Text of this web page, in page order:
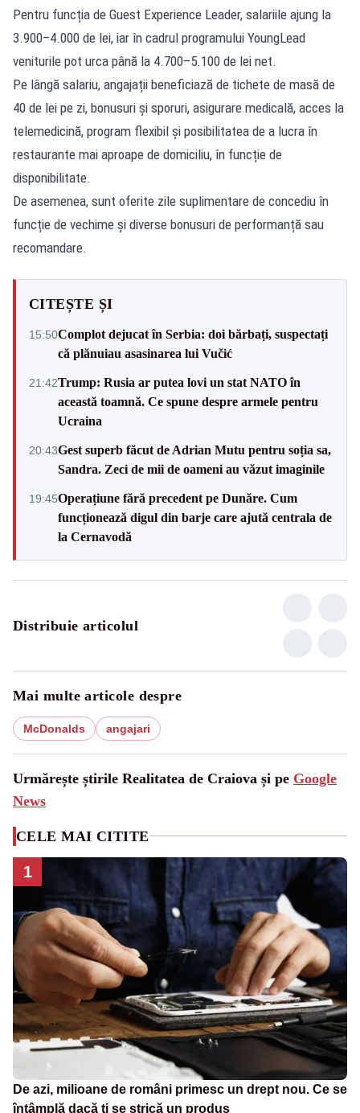
Pentru funcția de Guest Experience Leader, salariile ajung la
3.900–4.000 de lei, iar în cadrul programului YoungLead
veniturile pot urca până la 4.700–5.100 de lei net.
Pe lângă salariu, angajații beneficiază de tichete de masă de
40 de lei pe zi, bonusuri și sporuri, asigurare medicală, acces la
telemedicină, program flexibil și posibilitatea de a lucra în
restaurante mai aproape de domiciliu, în funcție de
disponibilitate.
De asemenea, sunt oferite zile suplimentare de concediu în
funcție de vechime și diverse bonusuri de performanță sau
recomandare.
CITEȘTE ȘI
15:50Complot dejucat în Serbia: doi bărbați, suspectați
că plănuiau asasinarea lui Vučić
21:42Trump: Rusia ar putea lovi un stat NATO în
această toamnă. Ce spune despre armele pentru
Ucraina
20:43Gest superb făcut de Adrian Mutu pentru soția sa,
Sandra. Zeci de mii de oameni au văzut imaginile
19:45Operațiune fără precedent pe Dunăre. Cum
funcționează digul din barje care ajută centrala de
la Cernavodă
Distribuie articolul
Mai multe articole despre
McDonalds angajari
Urmărește știrile Realitatea de Craiova și pe Google
News
CELE MAI CITITE
1
De azi, milioane de români primesc un drept nou. Ce se
întâmplă dacă ți se strică un produs